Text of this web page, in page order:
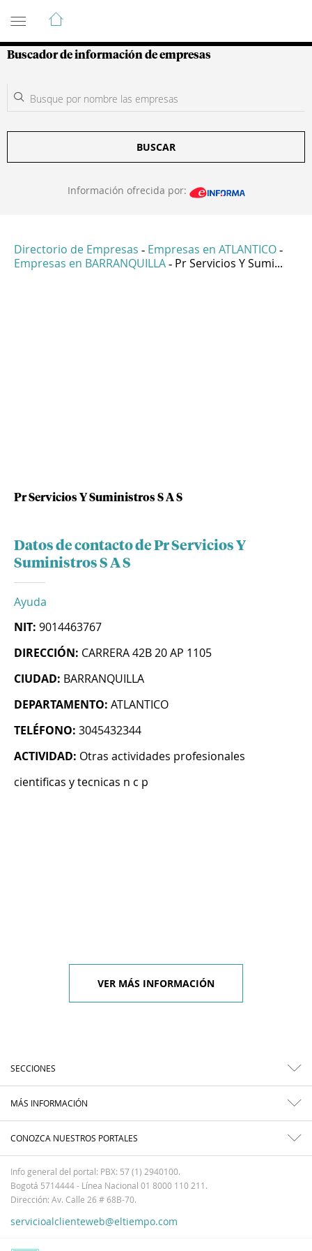
Guía de Empresas Colombianas
Buscador de información de empresas
BUSCAR
Información ofrecida por:
Directorio de Empresas - Empresas en ATLANTICO -
Empresas en BARRANQUILLA - Pr Servicios Y Sumi...
Pr Servicios Y Suministros S A S
Datos de contacto de Pr Servicios Y
Suministros S A S
Ayuda
NIT: 9014463767
DIRECCIÓN: CARRERA 42B 20 AP 1105
CIUDAD: BARRANQUILLA
DEPARTAMENTO: ATLANTICO
TELÉFONO: 3045432344
ACTIVIDAD: Otras actividades profesionales
cientificas y tecnicas n c p
VER MÁS INFORMACIÓN
SECCIONES
MÁS INFORMACIÓN
CONOZCA NUESTROS PORTALES
Info general del portal: PBX: 57 (1) 2940100.
Bogotá 5714444 - Línea Nacional 01 8000 110 211.
Dirección: Av. Calle 26 # 68B-70.
servicioalclienteweb@eltiempo.com